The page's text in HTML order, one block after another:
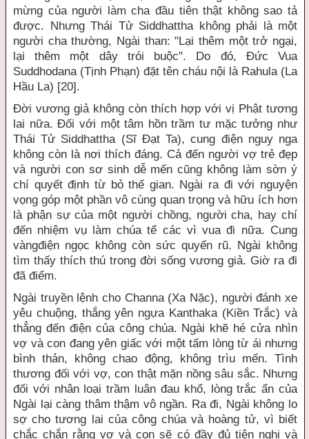
mừng của người làm cha đầu tiên thật không sao tả
được. Nhưng Thái Tử Siddhattha không phải là một
người cha thường, Ngài than: "Lại thêm một trở ngại,
lại thêm một dây trói buộc". Do đó, Đức Vua
Suddhodana (Tịnh Phạn) đặt tên cháu nội là Rahula (La
Hầu La) [20].
Đời vương giả không còn thích hợp với vị Phật tương
lai nữa. Đối với một tâm hồn trầm tư mặc tưởng như
Thái Tử Siddhattha (Sĩ Đạt Ta), cung điện nguy nga
không còn là nơi thích đáng. Cả đến người vợ trẻ đẹp
và người con sơ sinh dễ mến cũng không làm sờn ý
chí quyết định từ bỏ thế gian. Ngài ra đi với nguyện
vọng góp một phần vô cùng quan trọng và hữu ích hơn
là phận sự của một người chồng, người cha, hay chí
đến nhiệm vụ làm chúa tể các vì vua đi nữa. Cung
vàngđiện ngọc không còn sức quyến rũ. Ngài không
tìm thấy thích thú trong đời sống vương giả. Giờ ra đi
đã điểm.
Ngài truyền lệnh cho Channa (Xa Nặc), người đánh xe
yêu chuộng, thắng yên ngựa Kanthaka (Kiền Trắc) và
thẳng đến điện của công chúa. Ngài khẽ hé cửa nhìn
vợ và con đang yên giấc với một tấm lòng từ ái nhưng
bình thản, không chao động, không trìu mến. Tình
thương đối với vợ, con thật mặn nồng sâu sắc. Nhưng
đối với nhân loại trầm luân đau khổ, lòng trắc ẩn của
Ngài lại càng thâm thậm vô ngần. Ra đi, Ngài không lo
sợ cho tương lai của công chúa và hoàng tử, vì biết
chắc chắn rằng vợ và con sẽ có đầy đủ tiện nghi và